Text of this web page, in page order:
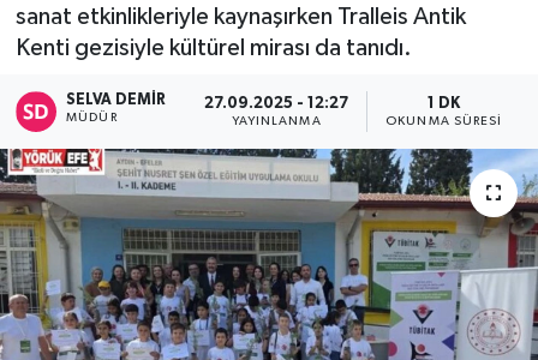
sanat etkinlikleriyle kaynaşırken Tralleis Antik
Kenti gezisiyle kültürel mirası da tanıdı.
SELVA DEMIR
MÜDÜR
27.09.2025 - 12:27
YAYINLANMA
1 DK
OKUNMA SÜRESI